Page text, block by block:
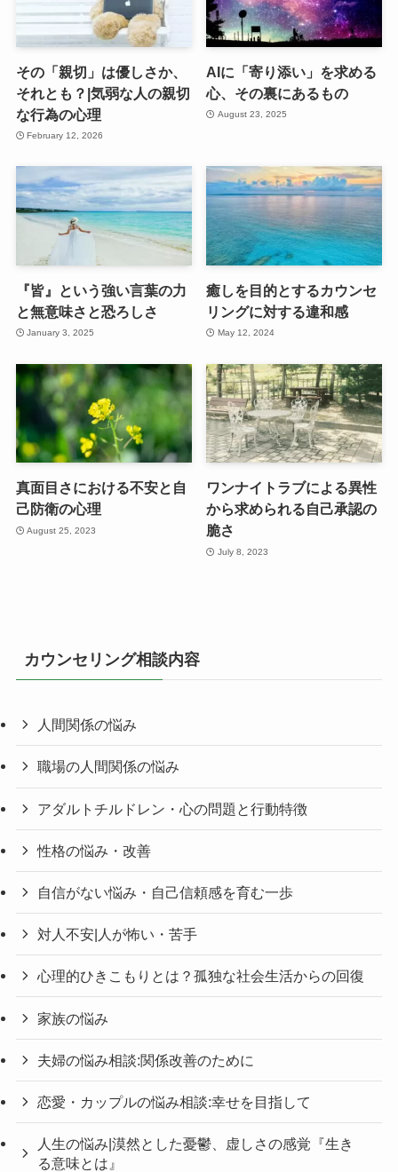
その「親切」は優しさか、
それとも？|気弱な人の親切
な行為の心理
February 12, 2026
AIに「寄り添い」を求める
心、その裏にあるもの
August 23, 2025
『皆』という強い言葉の力
と無意味さと恐ろしさ
January 3, 2025
癒しを目的とするカウンセ
リングに対する違和感
May 12, 2024
真面目さにおける不安と自
己防衛の心理
August 25, 2023
ワンナイトラブによる異性
から求められる自己承認の
脆さ
July 8, 2023
カウンセリング相談内容
人間関係の悩み
職場の人間関係の悩み
アダルトチルドレン・心の問題と行動特徴
性格の悩み・改善
自信がない悩み・自己信頼感を育む一歩
対人不安|人が怖い・苦手
心理的ひきこもりとは？孤独な社会生活からの回復
家族の悩み
夫婦の悩み相談:関係改善のために
恋愛・カップルの悩み相談:幸せを目指して
人生の悩み|漠然とした憂鬱、虚しさの感覚『生き
る意味とは』